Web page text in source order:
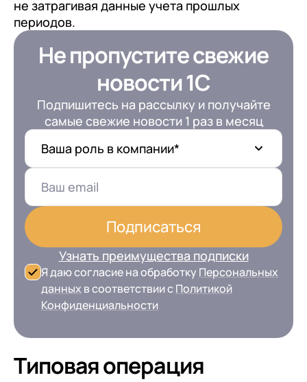
не затрагивая данные учета прошлых
периодов.
Не пропустите свежие
новости 1С
Подпишитесь на рассылку и получайте
самые свежие новости 1 раз в месяц
Ваша роль в компании*
Подписаться
Узнать преимущества подписки
Я даю согласие на обработку Персональных
данных в соответствии сПолитикой
Конфиденциальности
Типовая операция